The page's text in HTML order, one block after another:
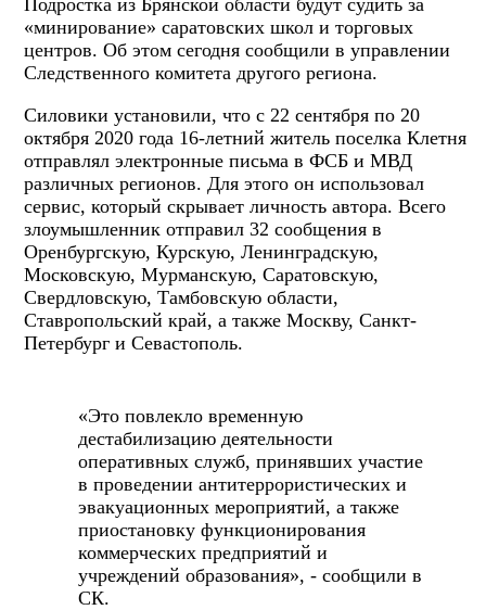
«минирование» саратовских школ и торговых
центров. Об этом сегодня сообщили в управлении
Следственного комитета другого региона.
Силовики установили, что с 22 сентября по 20
октября 2020 года 16-летний житель поселка Клетня
отправлял электронные письма в ФСБ и МВД
различных регионов. Для этого он использовал
сервис, который скрывает личность автора. Всего
злоумышленник отправил 32 сообщения в
Оренбургскую, Курскую, Ленинградскую,
Московскую, Мурманскую, Саратовскую,
Свердловскую, Тамбовскую области,
Ставропольский край, а также Москву, Санкт-
Петербург и Севастополь.
«Это повлекло временную
дестабилизацию деятельности
оперативных служб, принявших участие
в проведении антитеррористических и
эвакуационных мероприятий, а также
приостановку функционирования
коммерческих предприятий и
учреждений образования», - сообщили в
СК.